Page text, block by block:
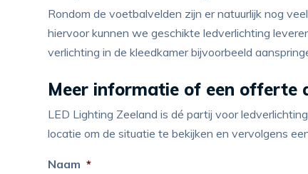
Rondom de voetbalvelden zijn er natuurlijk nog
hiervoor kunnen we geschikte ledverlichting
verlichting in de kleedkamer bijvoorbeeld
Meer informatie of een offerte
LED Lighting Zeeland is dé partij voor
locatie om de situatie te bekijken en vervolgens
Naam *